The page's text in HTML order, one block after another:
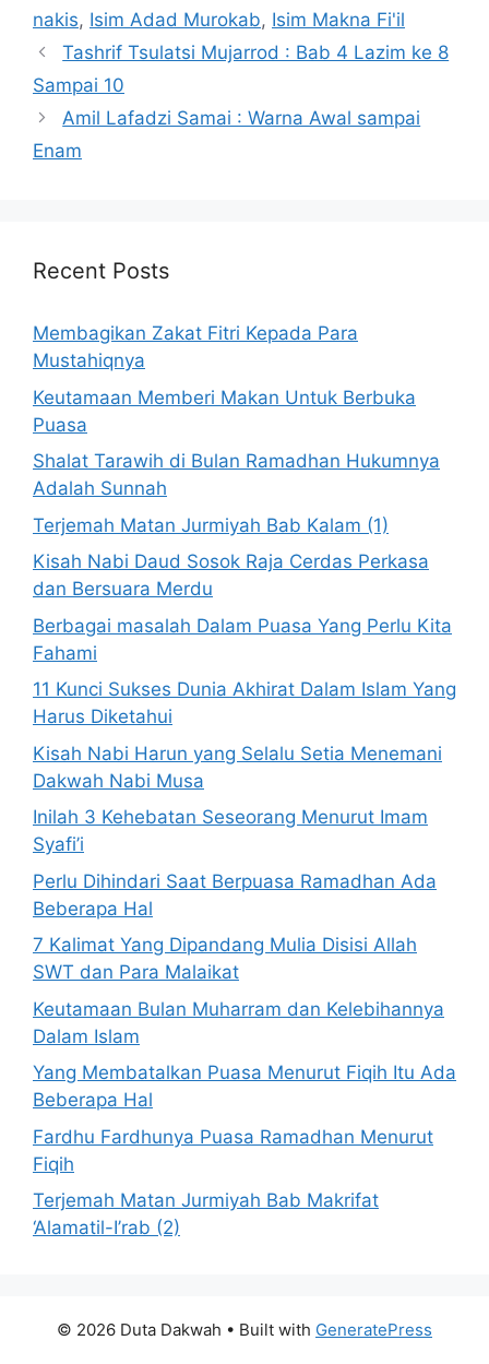
nakis, Isim Adad Murokab, Isim Makna Fi'il
Tashrif Tsulatsi Mujarrod : Bab 4 Lazim ke 8
Sampai 10
Amil Lafadzi Samai : Warna Awal sampai
Enam
Recent Posts
Membagikan Zakat Fitri Kepada Para
Mustahiqnya
Keutamaan Memberi Makan Untuk Berbuka
Puasa
Shalat Tarawih di Bulan Ramadhan Hukumnya
Adalah Sunnah
Terjemah Matan Jurmiyah Bab Kalam (1)
Kisah Nabi Daud Sosok Raja Cerdas Perkasa
dan Bersuara Merdu
Berbagai masalah Dalam Puasa Yang Perlu Kita
Fahami
11 Kunci Sukses Dunia Akhirat Dalam Islam Yang
Harus Diketahui
Kisah Nabi Harun yang Selalu Setia Menemani
Dakwah Nabi Musa
Inilah 3 Kehebatan Seseorang Menurut Imam
Syafi’i
Perlu Dihindari Saat Berpuasa Ramadhan Ada
Beberapa Hal
7 Kalimat Yang Dipandang Mulia Disisi Allah
SWT dan Para Malaikat
Keutamaan Bulan Muharram dan Kelebihannya
Dalam Islam
Yang Membatalkan Puasa Menurut Fiqih Itu Ada
Beberapa Hal
Fardhu Fardhunya Puasa Ramadhan Menurut
Fiqih
Terjemah Matan Jurmiyah Bab Makrifat
‘Alamatil-I’rab (2)
© 2026 Duta Dakwah • Built with GeneratePress